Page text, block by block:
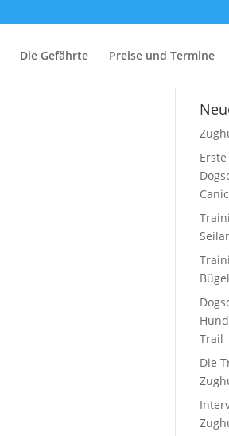
Die Gefährte Preise und Termine
Trail
Die